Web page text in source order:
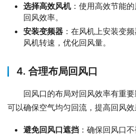
选择高效风机：使用高效节能
回风效率。
安装变频器 ：在风机上安装变
风机转速，优化回风量。
4. 合理布局回风口
回风口的布局对回风效率有重
可以确保空气均匀回流，提高回风效
避免回风口遮挡 ：确保回风口